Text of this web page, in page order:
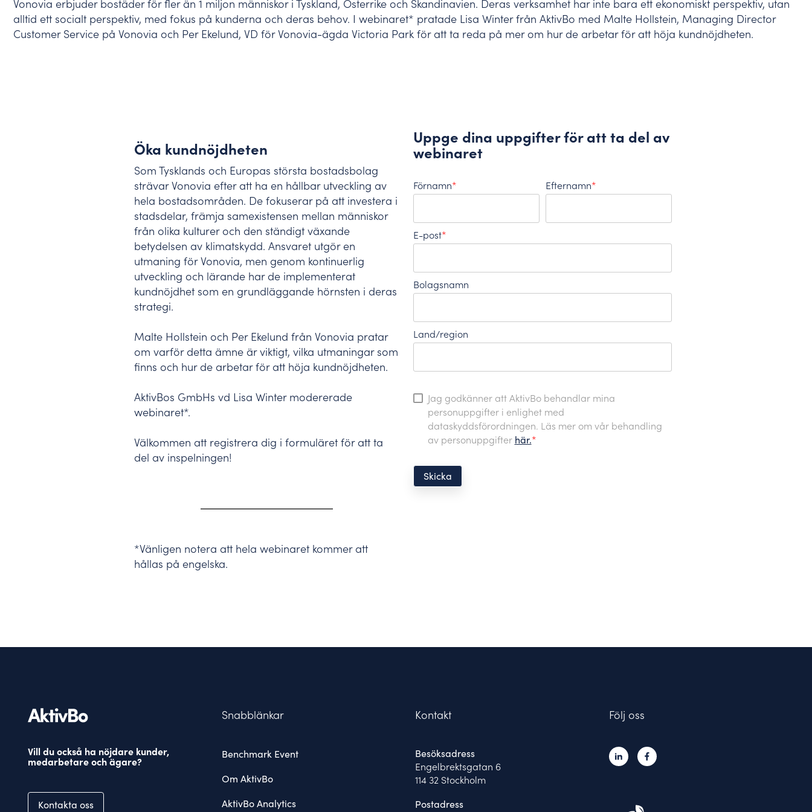
Benchmarking – använd best practice
Jämför er mot branschen, vår data hjälper er att sätta mål och skapa drivkraft.
Här hittar du våra senaste nyheter, pressmaterial och kontaktuppgifter.
Vonovia erbjuder bostäder för fler än 1 miljon människor i Tyskland, Österrike och Skandinavien. Deras verksamhet har inte bara ett ekonomiskt perspektiv, utan
alltid ett socialt perspektiv, med fokus på kunderna och deras behov. I webinaret* pratade Lisa Winter från AktivBo med Malte Hollstein, Managing Director
Customer Service på Vonovia och Per Ekelund, VD för Vonovia-ägda Victoria Park för att ta reda på mer om hur de arbetar för att höja kundnöjdheten.
Öka kundnöjdheten
Som Tysklands och Europas största bostadsbolag
strävar Vonovia efter att ha en hållbar utveckling av
hela bostadsområden. De fokuserar på att investera i
stadsdelar, främja samexistensen mellan människor
från olika kulturer och den ständigt växande
betydelsen av klimatskydd. Ansvaret utgör en
utmaning för Vonovia, men genom kontinuerlig
utveckling och lärande har de implementerat
kundnöjdhet som en grundläggande hörnsten i deras
strategi.
Malte Hollstein och Per Ekelund från Vonovia pratar
om varför detta ämne är viktigt, vilka utmaningar som
finns och hur de arbetar för att höja kundnöjdheten.
AktivBos GmbHs vd Lisa Winter modererade
webinaret*.
Välkommen att registrera dig i formuläret för att ta
del av inspelningen!
*Vänligen notera att hela webinaret kommer att
hållas på engelska.
Uppge dina uppgifter för att ta del av
webinaret
Förnamn* Efternamn*
E-post*
Bolagsnamn
Land/region
Jag godkänner att AktivBo behandlar mina
personuppgifter i enlighet med
dataskyddsförordningen. Läs mer om vår behandling
av personuppgifter här.*
Vill du också ha nöjdare kunder,
medarbetare och ägare?
Kontakta oss
Snabblänkar
Benchmark Event
Om AktivBo
AktivBo Analytics
Kontakt
Besöksadress
Engelbrektsgatan 6
114 32 Stockholm
Postadress
Följ oss